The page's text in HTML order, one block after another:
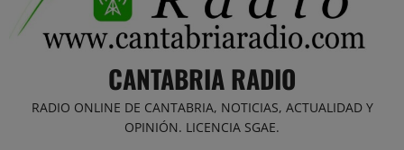
CANTABRIA RADIO
RADIO ONLINE DE CANTABRIA, NOTICIAS, ACTUALIDAD Y
OPINIÓN. LICENCIA SGAE.